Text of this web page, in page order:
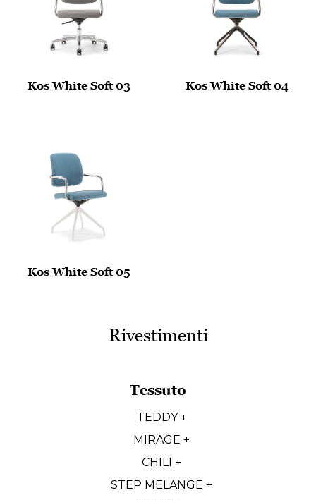
Kos White Soft 03 Kos White Soft 04
Kos White Soft 05
Rivestimenti
Tessuto
TEDDY +
MIRAGE +
CHILI +
STEP MELANGE +